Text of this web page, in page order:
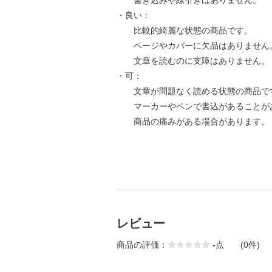
・良い：
比較的綺麗な状態の商品です。
ページやカバーに欠品はありません
文章を読むのに支障はありません。
・可：
文章が問題なく読める状態の商品で
マーカーやペンで書込があることが
商品の痛みがある場合があります。
レビュー
商品の評価： -点 (0件)